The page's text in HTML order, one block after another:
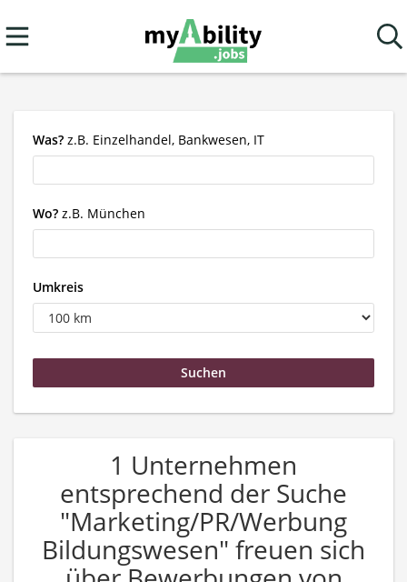
Was? z.B. Einzelhandel, Bankwesen, IT
Wo? z.B. München
Umkreis
1 Unternehmen
entsprechend der Suche
"Marketing/PR/Werbung
Bildungswesen" freuen sich